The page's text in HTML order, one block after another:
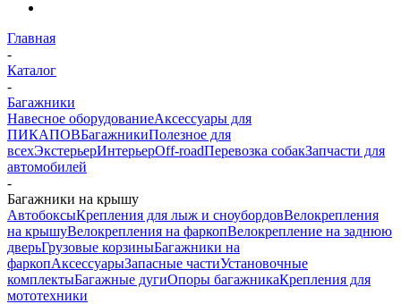
Главная
-
Каталог
-
Багажники
Навесное оборудованиеАксессуары для
ПИКАПОВБагажникиПолезное для
всехЭкстерьерИнтерьерOff-roadПеревозка собакЗапчасти для
автомобилей
-
Багажники на крышу
АвтобоксыКрепления для лыж и сноубордовВелокрепления
на крышуВелокрепления на фаркопВелокрепление на заднюю
дверьГрузовые корзиныБагажники на
фаркопАксессуарыЗапасные частиУстановочные
комплектыБагажные дугиОпоры багажникаКрепления для
мототехники